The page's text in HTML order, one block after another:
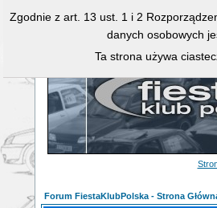
Forum FiestaKlubPolska - Strona
Zgodnie z art. 13 ust. 1 i 2
danych osobowych
Ta strona używa